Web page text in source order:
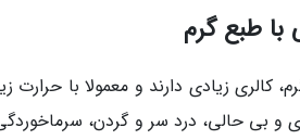
با طبع گرم
کالری زیادی دارند و معمولا با
و بی حالی، درد سر و گردن،